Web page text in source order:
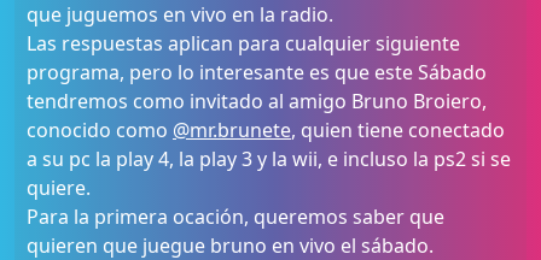
que juguemos en vivo en la radio.
Las respuestas aplican para cualquier siguiente
programa, pero lo interesante es que este Sábado
tendremos como invitado al amigo Bruno Broiero,
conocido como @mr.brunete, quien tiene conectado
a su pc la play 4, la play 3 y la wii, e incluso la ps2 si se
quiere.
Para la primera ocación, queremos saber que
quieren que juegue bruno en vivo el sábado.